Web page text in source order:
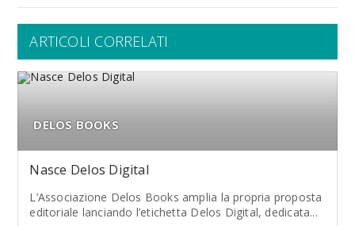
ARTICOLI CORRELATI
DELOS BOOKS
Nasce Delos Digital
L’Associazione Delos Books amplia la propria proposta
editoriale lanciando l’etichetta Delos Digital, dedicata...